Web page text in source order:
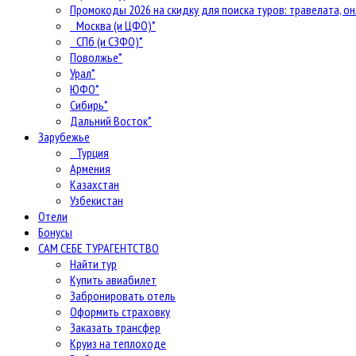
Промокоды 2026 на скидку для поиска туров: травелата,
Москва (и ЦФО)*
СПб (и СЗФО)*
Поволжье*
Урал*
ЮФО*
Сибирь*
Дальний Восток*
Зарубежье
Турция
Армения
Казахстан
Узбекистан
Отели
Бонусы
САМ СЕБЕ ТУРАГЕНТСТВО
Найти тур
Купить авиабилет
Забронировать отель
Оформить страховку
Заказать трансфер
Круиз на теплоходе